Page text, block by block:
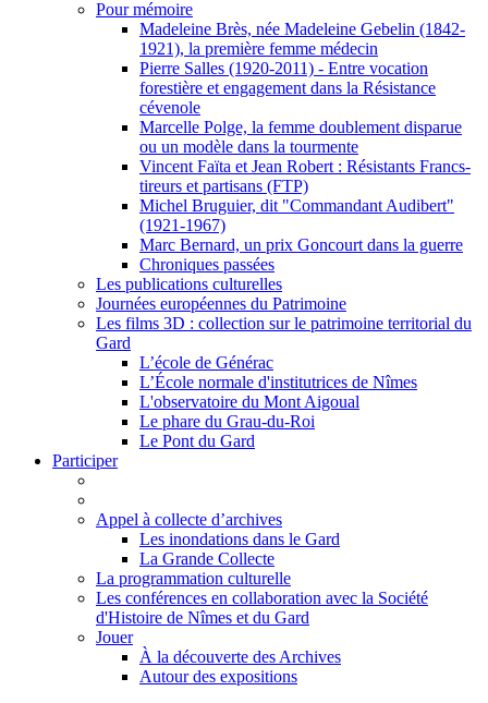
Pour mémoire
Madeleine Brès, née Madeleine Gebelin (1842-
1921), la première femme médecin
Pierre Salles (1920-2011) - Entre vocation
forestière et engagement dans la Résistance
cévenole
Marcelle Polge, la femme doublement disparue
ou un modèle dans la tourmente
Vincent Faïta et Jean Robert : Résistants Francs-
tireurs et partisans (FTP)
Michel Bruguier, dit "Commandant Audibert"
(1921-1967)
Marc Bernard, un prix Goncourt dans la guerre
Chroniques passées
Les publications culturelles
Journées européennes du Patrimoine
Les films 3D : collection sur le patrimoine territorial du
Gard
L’école de Générac
L’École normale d'institutrices de Nîmes
L'observatoire du Mont Aigoual
Le phare du Grau-du-Roi
Le Pont du Gard
Participer
Appel à collecte d’archives
Les inondations dans le Gard
La Grande Collecte
La programmation culturelle
Les conférences en collaboration avec la Société
d'Histoire de Nîmes et du Gard
Jouer
À la découverte des Archives
Autour des expositions